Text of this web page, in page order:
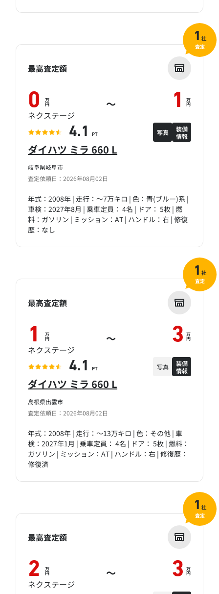
岐阜県岐阜市
査定依頼日：2026年08月02日
ダイハツ ミラ 660 L
年式：2008年 | 走行：～7万キロ | 色：青(ブルー)系 |
車検：2027年8月 | 乗車定員： 4名 | ドア： 5枚 | 燃
料：ガソリン | ミッション：AT | ハンドル：右 | 修復
歴：なし
最高査定額
0 万
円 ～ 1 万
円
ネクステージ
4.1 PT 写真
装備
情報
1 社
査定
島根県出雲市
査定依頼日：2026年08月02日
ダイハツ ミラ 660 L
年式：2008年 | 走行：～13万キロ | 色：その他 | 車
検：2027年1月 | 乗車定員： 4名 | ドア： 5枚 | 燃料：
ガソリン | ミッション：AT | ハンドル：右 | 修復歴：
修復済
最高査定額
1 万
円 ～ 3 万
円
ネクステージ
4.1 PT 写真
装備
情報
1 社
査定
最高査定額
2 万
円 ～ 3 万
円
ネクステージ
1 社
査定